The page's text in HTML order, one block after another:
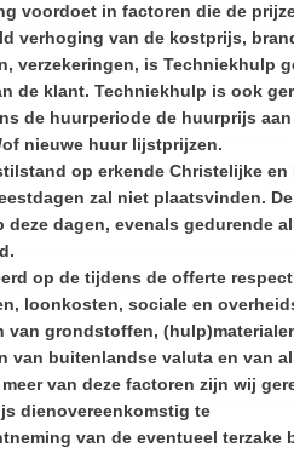
voordoet in factoren die de
verhoging van de kostprijs,
verzekeringen, is Techniekhulp
de klant. Techniekhulp is ook
de huurperiode de huurprijs
nieuwe huur lijstprijzen.
op erkende Christelijke
zal niet plaatsvinden.
dagen, evenals gedurende
op de tijdens de offerte
loonkosten, sociale en
van grondstoffen,
van buitenlandse valuta en van
van deze factoren zijn wij
dienovereenkomstig te
van de eventueel terzake